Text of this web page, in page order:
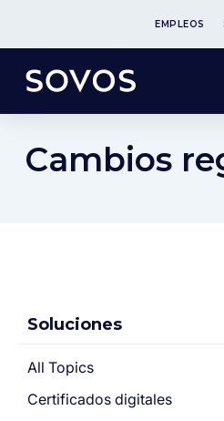
EMPLEOS
Cambios
Soluciones
All Topics
Certificados digitales